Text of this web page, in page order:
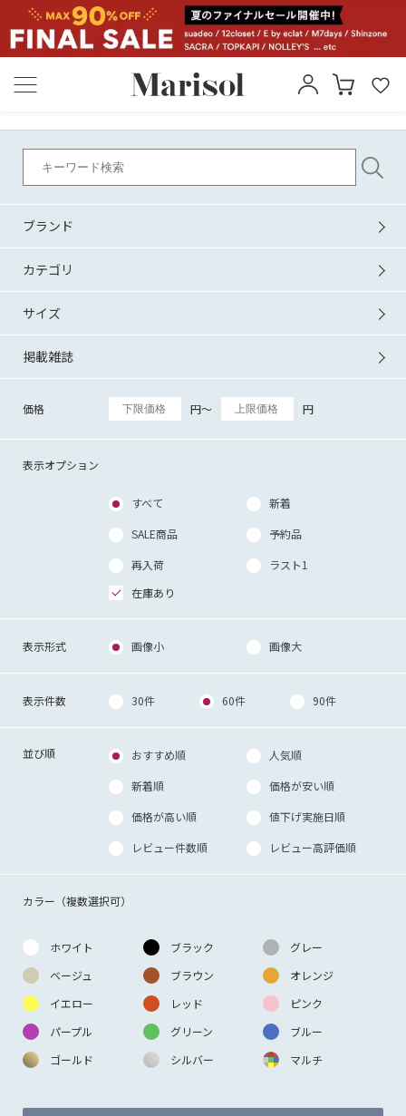
ブランド
カテゴリ
サイズ
掲載雑誌
価格 円～ 円
表示オプション
すべて
新着
SALE商品
予約品
再入荷
ラスト1
在庫あり
表示形式 画像小 画像大
表示件数 30件 60件 90件
並び順 おすすめ順
人気順
新着順
価格が安い順
価格が高い順
値下げ実施日順
レビュー件数順
レビュー高評価順
カラー（複数選択可）
ホワイト ブラック
グレー
ベージュ
ブラウン
オレンジ
イエロー
レッド
ピンク
パープル
グリーン
ブルー
ゴールド
シルバー マルチ